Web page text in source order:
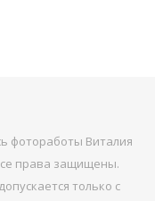
фотоработы Виталия
права защищены.
только с